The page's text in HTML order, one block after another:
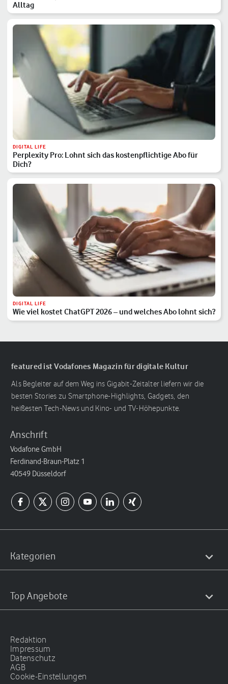
Alltag
DIGITAL LIFE
Perplexity Pro: Lohnt sich das kostenpflichtige Abo für
Dich?
DIGITAL LIFE
Wie viel kostet ChatGPT 2026 – und welches Abo lohnt sich?
featured ist Vodafones Magazin für digitale Kultur
Als Begleiter auf dem Weg ins Gigabit-Zeitalter liefern wir die
besten Stories zu Smartphone-Highlights, Gadgets, den
heißesten Tech-News und Kino- und TV-Höhepunkte.
Anschrift
Vodafone GmbH
Ferdinand-Braun-Platz 1
40549 Düsseldorf
Kategorien
Top Angebote
Redaktion
Impressum
Datenschutz
AGB
Cookie-Einstellungen